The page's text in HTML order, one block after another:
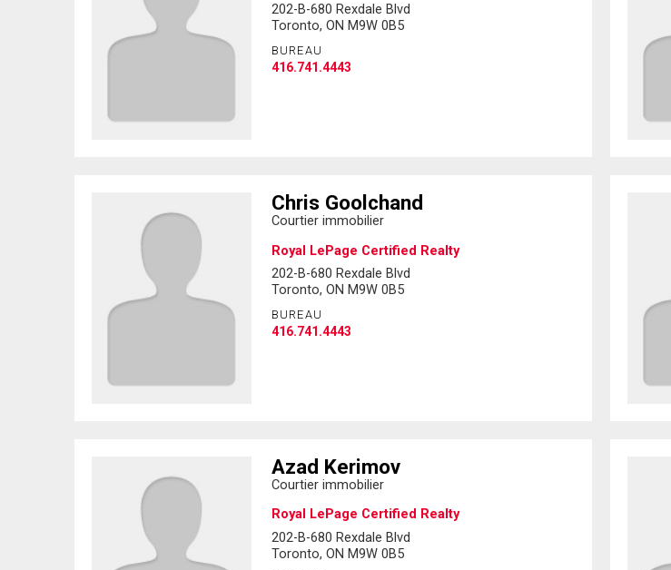
202-B-680 Rexdale Blvd
Toronto, ON M9W 0B5
BUREAU
416.741.4443
Chris Goolchand
Courtier immobilier
Royal LePage Certified Realty
202-B-680 Rexdale Blvd
Toronto, ON M9W 0B5
BUREAU
416.741.4443
Azad Kerimov
Courtier immobilier
Royal LePage Certified Realty
202-B-680 Rexdale Blvd
Toronto, ON M9W 0B5